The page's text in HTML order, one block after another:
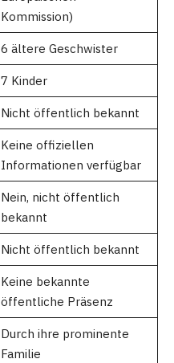
Kommission)
6 ältere Geschwister
7 Kinder
Nicht öffentlich bekannt
Keine offiziellen
Informationen verfügbar
Nein, nicht öffentlich
bekannt
Nicht öffentlich bekannt
Keine bekannte
öffentliche Präsenz
Durch ihre prominente
Familie